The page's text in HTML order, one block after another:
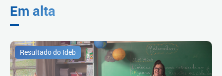
Em alta
Resultado do Ideb